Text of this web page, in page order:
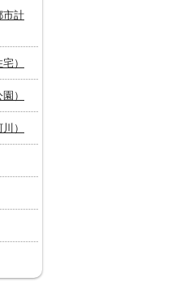
市計
）
）
）